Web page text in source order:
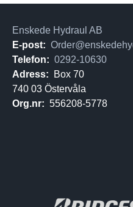
Enskede Hydraul AB
E-post:
Telefon: 0292-10630
Adress:
Box 70
740 03 Östervåla
Org.nr: 556208-5778